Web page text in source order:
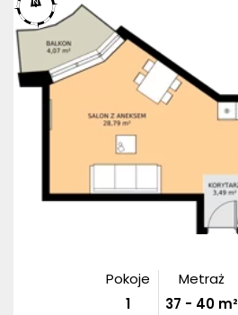
Pokoje
1
Metraż
37 - 40m²